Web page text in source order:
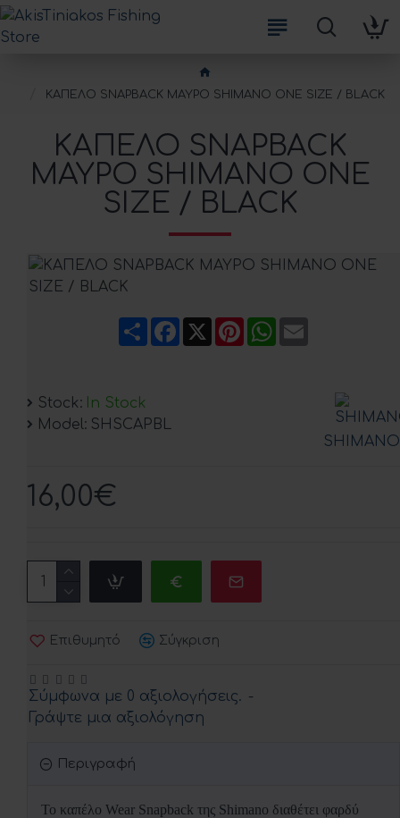
ΚΑΠΕΛΟ SNAPBACK ΜΑΥΡΟ SHIMANO ONE SIZE / BLACK
ΚΑΠΕΛΟ SNAPBACK
ΜΑΥΡΟ SHIMANO ONE
SIZE / BLACK
ShareFacebook
X PinterestWhatsApp
Stock:
In Stock
Model: SHSCAPBL
SHIMANO
Σύμφωνα με 0 αξιολογήσεις. -
Γράψτε μια αξιολόγηση
16,00€
Επιθυμητό Σύγκριση
Περιγραφή
Το καπέλο Wear Snapback της Shimano διαθέτει φαρδύ